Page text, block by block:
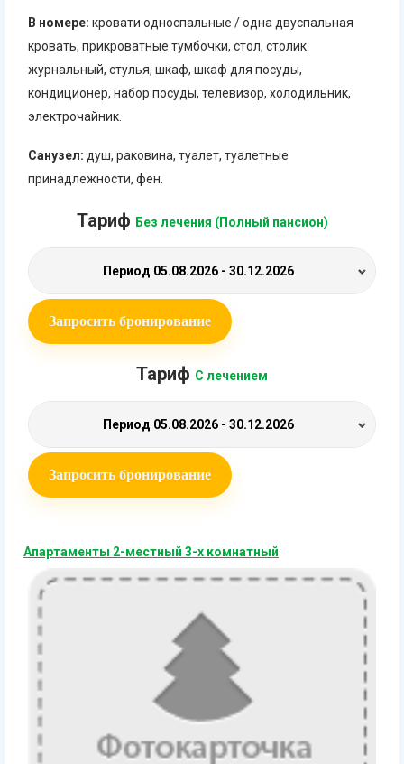
В номере: кровати односпальные / одна двуспальная
кровать, прикроватные тумбочки, стол, столик
журнальный, стулья, шкаф, шкаф для посуды,
кондиционер, набор посуды, телевизор, холодильник,
электрочайник.
Санузел: душ, раковина, туалет, туалетные
принадлежности, фен.
Тариф Без лечения (Полный пансион)
Период 05.08.2026 - 30.12.2026
Запросить бронирование
Тариф С лечением
Период 05.08.2026 - 30.12.2026
Запросить бронирование
Апартаменты 2-местный 3-х комнатный